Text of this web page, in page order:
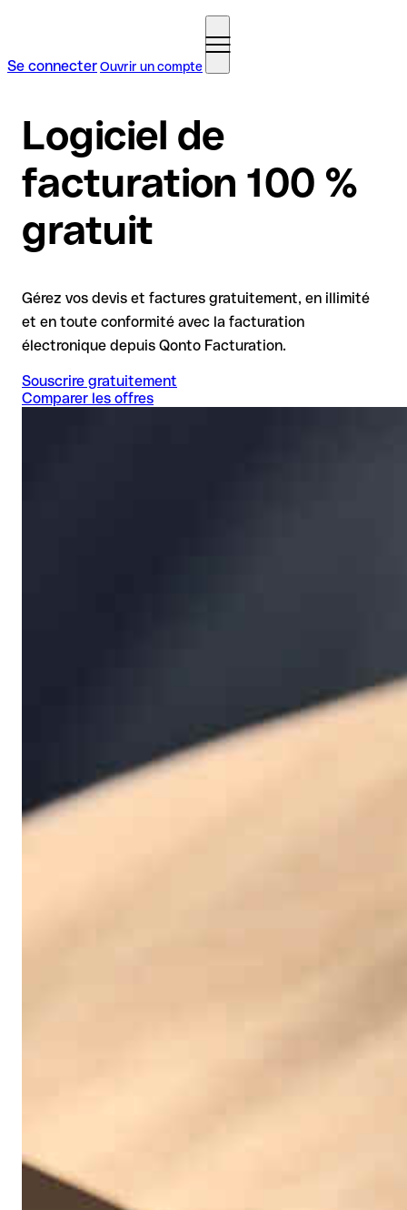
Se connecterOuvrir un compte
Logiciel de
facturation 100 %
gratuit
Gérez vos devis et factures gratuitement, en illimité
et en toute conformité avec la facturation
électronique depuis Qonto Facturation.
Souscrire gratuitement
Comparer les offres